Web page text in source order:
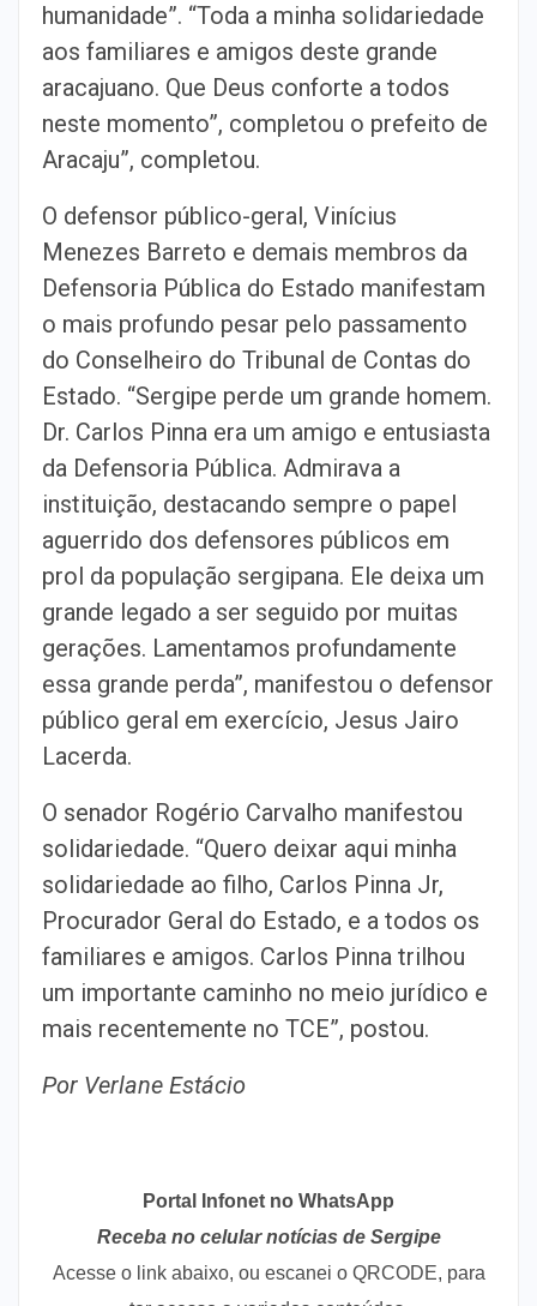
humanidade”. “Toda a minha solidariedade
aos familiares e amigos deste grande
aracajuano. Que Deus conforte a todos
neste momento”, completou o prefeito de
Aracaju”, completou.
O defensor público-geral, Vinícius
Menezes Barreto e demais membros da
Defensoria Pública do Estado manifestam
o mais profundo pesar pelo passamento
do Conselheiro do Tribunal de Contas do
Estado. “Sergipe perde um grande homem.
Dr. Carlos Pinna era um amigo e entusiasta
da Defensoria Pública. Admirava a
instituição, destacando sempre o papel
aguerrido dos defensores públicos em
prol da população sergipana. Ele deixa um
grande legado a ser seguido por muitas
gerações. Lamentamos profundamente
essa grande perda”, manifestou o defensor
público geral em exercício, Jesus Jairo
Lacerda.
O senador Rogério Carvalho manifestou
solidariedade. “Quero deixar aqui minha
solidariedade ao filho, Carlos Pinna Jr,
Procurador Geral do Estado, e a todos os
familiares e amigos. Carlos Pinna trilhou
um importante caminho no meio jurídico e
mais recentemente no TCE”, postou.
Por Verlane Estácio
Portal Infonet no WhatsApp
Receba no celular notícias de Sergipe
Acesse o link abaixo, ou escanei o QRCODE, para